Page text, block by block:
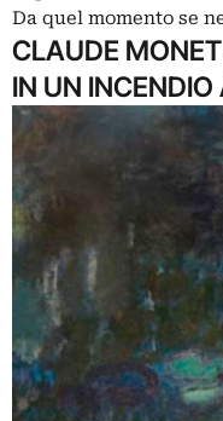
Da quel momento se
CLAUDE
IN UN